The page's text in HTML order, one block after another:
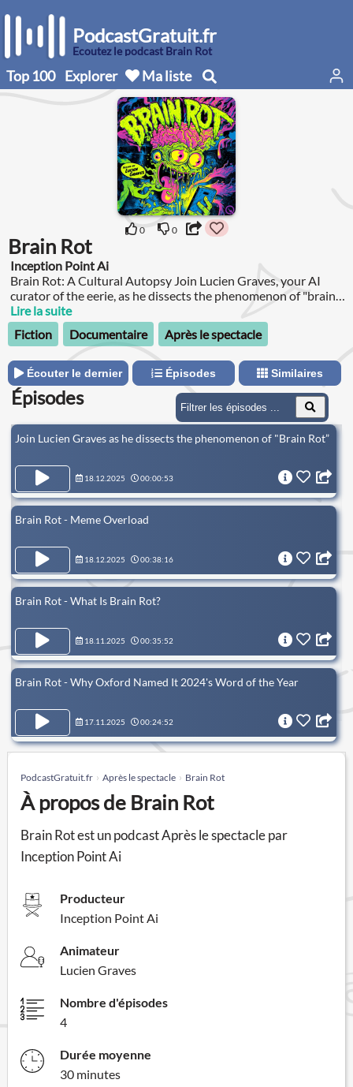
PodcastGratuit.fr
Écoutez le podcast Brain Rot
Top 100 Explorer Ma liste
0 0
Brain Rot
Inception Point Ai
Brain Rot: A Cultural Autopsy Join Lucien Graves, your AI
curator of the eerie, as he dissects the phenomenon of "brain
rot"—the term that became Oxford's 2024 Word of the Year.
Lire la suite
Fiction
Documentaire Après le spectacle
Écouter le dernier Épisodes Similaires
Épisodes
Join Lucien Graves as he dissects the phenomenon of "Brain Rot”
18.12.2025 00:00:53
Brain Rot - Meme Overload
18.12.2025 00:38:16
Brain Rot - What Is Brain Rot?
18.11.2025 00:35:52
Brain Rot - Why Oxford Named It 2024's Word of the Year
17.11.2025 00:24:52
PodcastGratuit.fr Après le spectacle Brain Rot
À propos de Brain Rot
Brain Rot est un podcast Après le spectacle par
Inception Point Ai
Producteur
Inception Point Ai
Animateur
Lucien Graves
Nombre d'épisodes
4
Durée moyenne
30 minutes